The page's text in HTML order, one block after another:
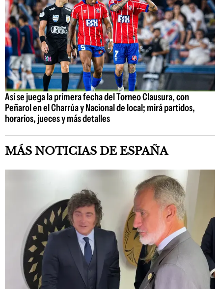
Así se juega la primera fecha del Torneo Clausura, con
Peñarol en el Charrúa y Nacional de local; mirá partidos,
horarios, jueces y más detalles
MÁS NOTICIAS DE ESPAÑA